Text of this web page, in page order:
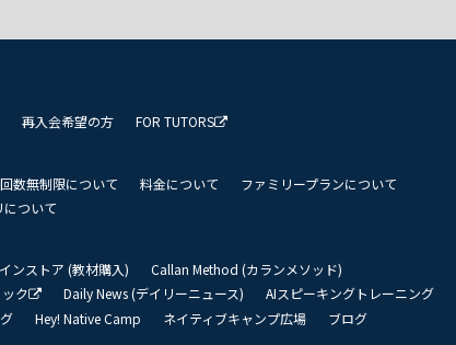
再入会希望の方 FOR TUTORS
数無制限について 料金について
ファミリープランについて
ついて
ンストア (教材購入)
Callan Method (カランメソッド)
ク Daily News (デイリーニュース)
AIスピーキングトレーニング
Hey! Native Camp ネイティブキャンプ広場
ブログ